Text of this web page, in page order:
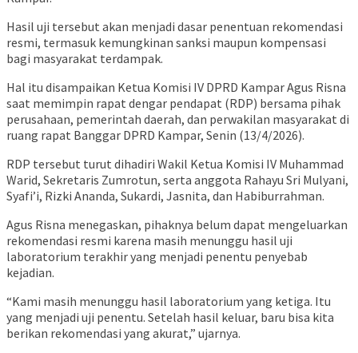
Hasil uji tersebut akan menjadi dasar penentuan rekomendasi
resmi, termasuk kemungkinan sanksi maupun kompensasi
bagi masyarakat terdampak.
Hal itu disampaikan Ketua Komisi IV DPRD Kampar Agus Risna
saat memimpin rapat dengar pendapat (RDP) bersama pihak
perusahaan, pemerintah daerah, dan perwakilan masyarakat di
ruang rapat Banggar DPRD Kampar, Senin (13/4/2026).
RDP tersebut turut dihadiri Wakil Ketua Komisi IV Muhammad
Warid, Sekretaris Zumrotun, serta anggota Rahayu Sri Mulyani,
Syafi’i, Rizki Ananda, Sukardi, Jasnita, dan Habiburrahman.
Agus Risna menegaskan, pihaknya belum dapat mengeluarkan
rekomendasi resmi karena masih menunggu hasil uji
laboratorium terakhir yang menjadi penentu penyebab
kejadian.
“Kami masih menunggu hasil laboratorium yang ketiga. Itu
yang menjadi uji penentu. Setelah hasil keluar, baru bisa kita
berikan rekomendasi yang akurat,” ujarnya.